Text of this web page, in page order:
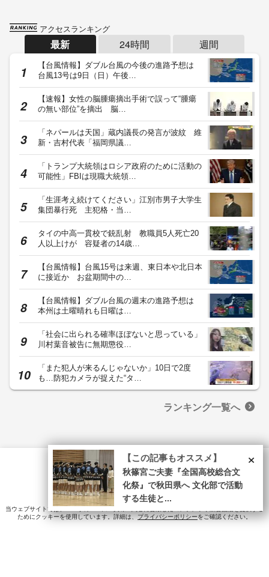
アクセスランキング
最新 24時間 週間
【台風情報】ダブル台風の今後の進路予想は
台風13号は9日（日）午後…
【速報】女性の脳腫瘍摘出手術で誤って“腫瘍
の無い部位”を摘出 脳…
「ネパールは天国」蔵内議長の発言が波紋 維
新・吉村代表「福岡県議…
「トランプ大統領はロシア政府のために活動の
可能性」FBIは現職大統領…
「生涯考え続けてください」江別市男子大学生
集団暴行死 主犯格・当…
タイの中高一貫校で銃乱射 教職員5人死亡20
人以上けが 容疑者の14歳…
【台風情報】台風15号は来週、東日本や北日本
に接近か お盆期間中の…
【台風情報】ダブル台風の週末の進路予想は
本州は土曜晴れも日曜は…
「社会に出られる確率ほぼないと思っている」
川村葉音被告に無期懲役…
「また犯人が来るんじゃないか」10日で2度
も…防犯カメラが捉えた“タ…
ランキング一覧へ
記事に対するご意見・ご感想や情報提供
運営会社
© Fuji News Network, Inc. All rights reserved.
当ウェブサイトでは、ユーザのニーズ・興味・関⼼に合致したコンテンツや広告配信を提供する
ためにクッキーを使⽤しています。詳細は、プライバシーポリシーをご確認ください。
×
【この記事もオススメ】
秋篠宮ご夫妻『全国高校総合文
化祭』で秋田県へ 文化部で活動
する生徒と...